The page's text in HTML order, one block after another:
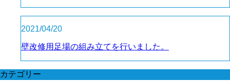
2021/04/20
壁改修用足場の組み立てを行いました。
カテゴリー